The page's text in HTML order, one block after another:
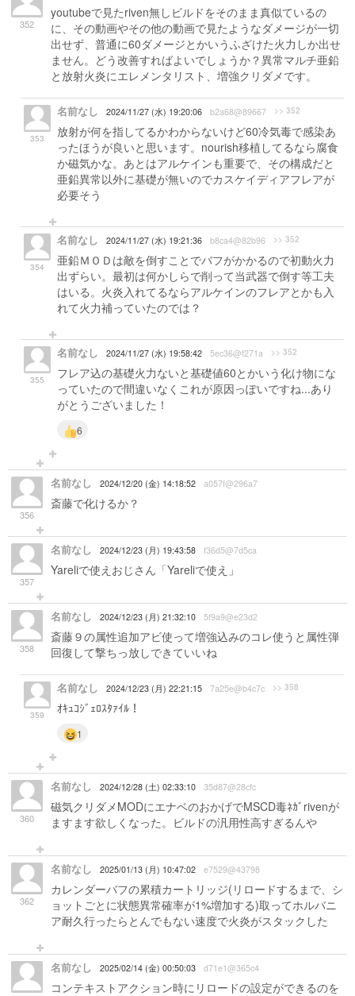
352
youtubeで見たriven無しビルドをそのまま真似ているの
に、その動画やその他の動画で見たようなダメージが一切
出せず、普通に60ダメージとかいうふざけた火力しか出せ
ません。どう改善すればよいでしょうか？異常マルチ亜鉛
と放射火炎にエレメンタリスト、増強クリダメです。
353
名前なし 2024/11/27 (水) 19:20:06 b2a68@89667 >> 352
放射が何を指してるかわからないけど60冷気毒で感染あ
ったほうが良いと思います。nourish移植してるなら腐食
か磁気かな。あとはアルケインも重要で、その構成だと
亜鉛異常以外に基礎が無いのでカスケイディアフレアが
必要そう
354
名前なし 2024/11/27 (水) 19:21:36 b8ca4@82b96 >> 352
亜鉛ＭＯＤは敵を倒すことでバフがかかるので初動火力
出ずらい。最初は何かしらで削って当武器で倒す等工夫
はいる。火炎入れてるならアルケインのフレアとかも入
れて火力補っていたのでは？
355
名前なし 2024/11/27 (水) 19:58:42 5ec36@f271a >> 352
フレア込の基礎火力ないと基礎値60とかいう化け物にな
っていたので間違いなくこれが原因っぽいですね...あり
がとうございました！
6
356
名前なし 2024/12/20 (金) 14:18:52 a057f@296a7
斎藤で化けるか？
357
名前なし 2024/12/23 (月) 19:43:58 f36d5@7d5ca
Yareliで使えおじさん「Yareliで使え」
358
名前なし 2024/12/23 (月) 21:32:10 5f9a9@e23d2
斎藤９の属性追加アビ使って増強込みのコレ使うと属性弾
回復して撃ちっ放しできていいね
359
名前なし 2024/12/23 (月) 22:21:15 7a25e@b4c7c >> 358
ｵｷｭｺｼﾞｪﾛｽﾀｧｲﾙ！
1
360
名前なし 2024/12/28 (土) 02:33:10 35d87@28cfc
磁気クリダメMODにエナベのおかげでMSCD毒ﾈｶﾞrivenが
ますます欲しくなった。ビルドの汎用性高すぎるんや
362
名前なし 2025/01/13 (月) 10:47:02 e7529@43798
カレンダーバフの累積カートリッジ(リロードするまで、シ
ョットごとに状態異常確率が1%増加する)取ってホルバニ
ア耐久行ったらとんでもない速度で火炎がスタックした
名前なし 2025/02/14 (金) 00:50:03 d71e1@365c4
コンテキストアクション時にリロードの設定ができるのを